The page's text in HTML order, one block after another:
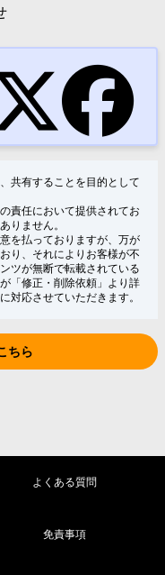
共有することを目的として
責任において提供されてお
りません。
を払っておりますが、万が
り、それによりお客様が不
ツが無断で転載されている
「修正・削除依頼」より詳
対応させていただきます。
ちら
よくある質問
免責事項